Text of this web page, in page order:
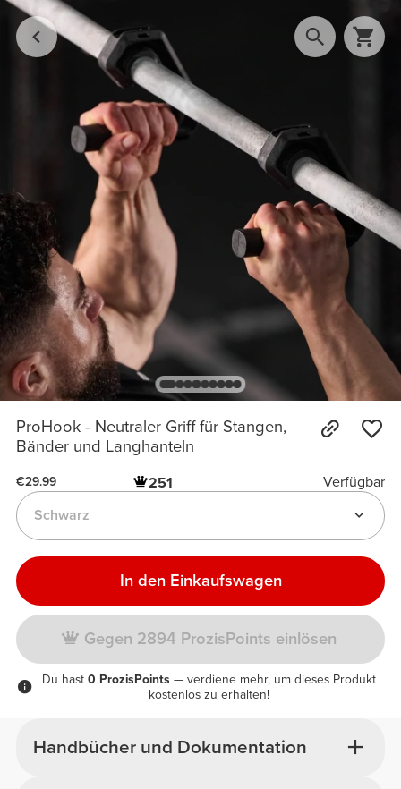
ProHook - Neutraler Griff für Stangen,
Bänder und Langhanteln
€29.99 251
Verfügbar
Schwarz
In den Einkaufswagen
Gegen 2894 ProzisPoints einlösen
Du hast 0 ProzisPoints — verdiene mehr, um dieses Produkt
kostenlos zu erhalten!
Handbücher und Dokumentation